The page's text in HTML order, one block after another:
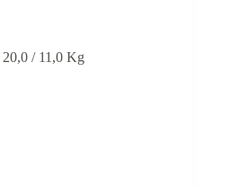
/ 11,0 Kg